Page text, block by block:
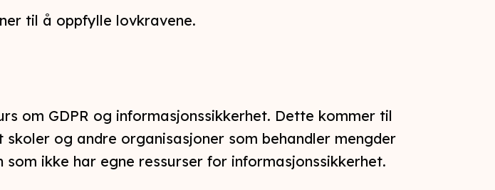
til å oppfylle lovkravene.
om GDPR og informasjonssikkerhet. Dette kommer til
og andre organisasjoner som behandler mengder
som ikke har egne ressurser for informasjonssikkerhet.